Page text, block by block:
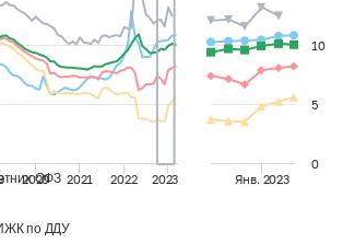
2020 2021 2022 2023
ОФЗ
по ДДУ
Янв. 2023
0
5
10